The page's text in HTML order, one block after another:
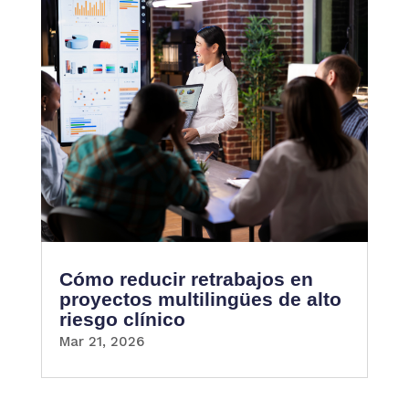
Cómo reducir retrabajos en
proyectos multilingües de alto
riesgo clínico
Mar 21, 2026